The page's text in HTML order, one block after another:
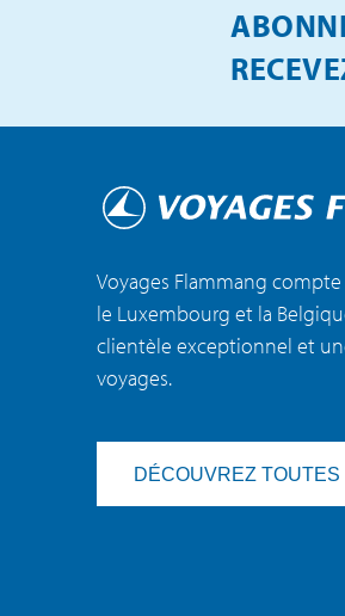
Voyages Flammang compte
le Luxembourg et la
clientèle exceptionnel et
voyages.
DÉCOUVREZ